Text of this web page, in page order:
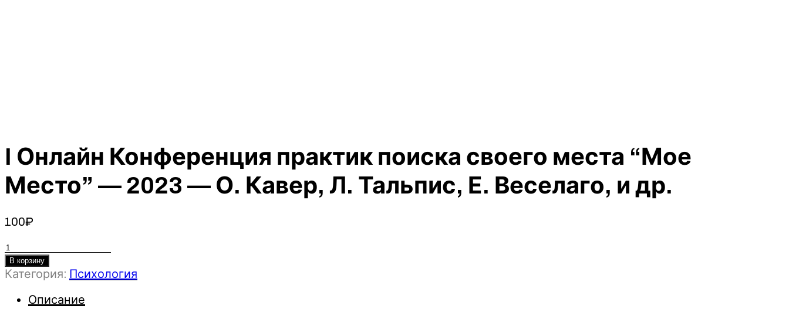
I Онлайн Конференция практик поиска своего места “Мое
Место” — 2023 — О. Кавер, Л. Тальпис, Е. Веселаго, и др.
100₽
Количество
товара
I
Конференция
В корзину
Категория: Психология
Описание